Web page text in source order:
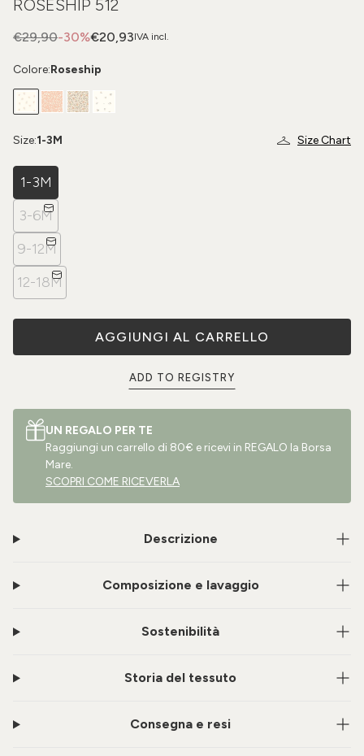
ROSESHIP 512
IVA incl.
-30%
€29,90 €20,93
Colore:Roseship
Size Chart
Size:1-3M
1-3M
3-6M
9-12M
12-18M
AGGIUNGI AL CARRELLO
ADD TO REGISTRY
UN REGALO PER TE
Raggiungi un carrello di 80€ e ricevi in REGALO la Borsa
Mare.
SCOPRI COME RICEVERLA
Descrizione
Composizione e lavaggio
Sostenibilità
Storia del tessuto
Consegna e resi